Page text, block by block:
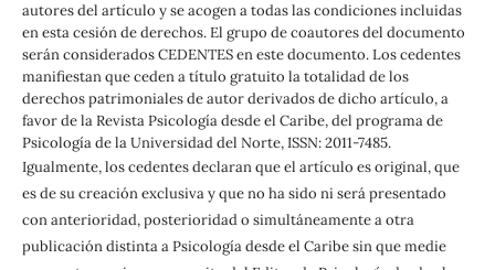
autores del artículo y se acogen a todas las condiciones incluidas
en esta cesión de derechos. El grupo de coautores del documento
serán considerados CEDENTES en este documento. Los cedentes
manifiestan que ceden a título gratuito la totalidad de los
derechos patrimoniales de autor derivados de dicho artículo, a
favor de la Revista Psicología desde el Caribe, del programa de
Psicología de la Universidad del Norte, ISSN: 2011-7485.
Igualmente, los cedentes declaran que el artículo es original, que
es de su creación exclusiva y que no ha sido ni será presentado
con anterioridad, posterioridad o simultáneamente a otra
publicación distinta a Psicología desde el Caribe sin que medie